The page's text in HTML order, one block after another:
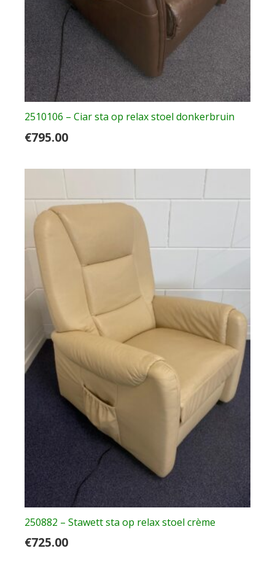
2510106 – Ciar sta op relax stoel donkerbruin
€795.00
250882 – Stawett sta op relax stoel crème
€725.00